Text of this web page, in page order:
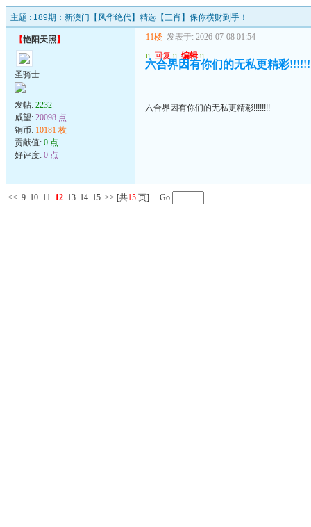
主题 : 189期：新澳门【风华绝代】精选【三肖】保你横财到手！
【艳阳天照 】
圣骑士
发帖: 2232
威望: 20098 点
铜币: 10181 枚
贡献值: 0 点
好评度: 0 点
11楼 发表于: 2026-07-08 01:54
u 回复 u 编辑 u
六合界因有你们的无私更精彩
六合界因有你们的无私更精彩!!!!!!!!
<< 9 10 11 12 13 14 15 >> [共15 页] Go